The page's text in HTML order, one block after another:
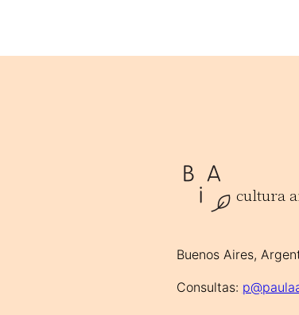
cultura
Buenos Aires,
Consultas: